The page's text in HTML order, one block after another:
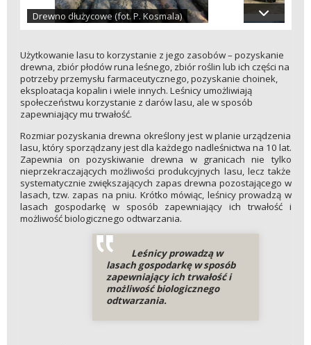
Drewno dłużycowe (fot. P. Kosmala)
Użytkowanie lasu to korzystanie z jego zasobów – pozyskanie
drewna, zbiór płodów runa leśnego, zbiór roślin lub ich części na
potrzeby przemysłu farmaceutycznego, pozyskanie choinek,
eksploatacja kopalin i wiele innych. Leśnicy umożliwiają
społeczeństwu korzystanie z darów lasu, ale w sposób
zapewniający mu trwałość.
Rozmiar pozyskania drewna określony jest w planie urządzenia
lasu, który sporządzany jest dla każdego nadleśnictwa na 10 lat.
Zapewnia on pozyskiwanie drewna w granicach nie tylko
nieprzekraczających możliwości produkcyjnych lasu, lecz także
systematycznie zwiększających zapas drewna pozostającego w
lasach, tzw. zapas na pniu. Krótko mówiąc, leśnicy prowadzą w
lasach gospodarkę w sposób zapewniający ich trwałość i
możliwość biologicznego odtwarzania.
Leśnicy prowadzą w
lasach gospodarkę w sposób
zapewniający ich trwałość i
możliwość biologicznego
odtwarzania.